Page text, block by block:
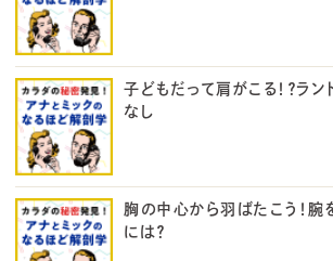
子どもだって肩がこる！？ラ
なし
胸の中心から羽ばたこう！腕
には？